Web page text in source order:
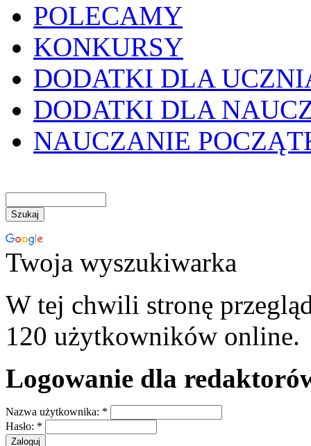
POLECAMY
KONKURSY
DODATKI DLA
DODATKI DLA
NAUCZANIE
Twoja wyszukiwarka
W tej chwili stronę
120 użytkowników online.
Logowanie dla
Nazwa użytkownika: *
Hasło: *